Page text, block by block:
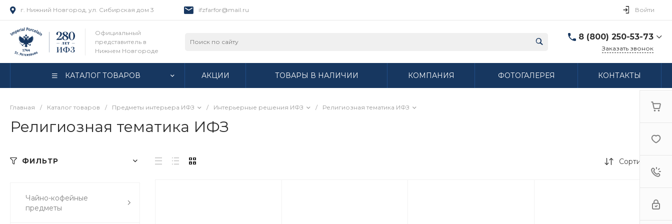
г. Нижний Новгород, ул. Сибирская дом 3 ifzfarfor@mail.ru Войти
Официальный
представитель в
Нижнем Новгороде
8 (800) 250-53-73
г. Нижний Новгород,
Заказать звонок
КАТАЛОГ ТОВАРОВ АКЦИИ ТОВАРЫ В НАЛИЧИИ КОМПАНИЯ ФОТОГАЛЕРЕЯ КОНТАКТЫ
Главная / Каталог товаров / Предметы интерьера ИФЗ / Интерьерные решения ИФЗ / Религиозная тематика ИФЗ
Религиозная тематика ИФЗ
ФИЛЬТР
Чайно-кофейные
предметы
Сортировка